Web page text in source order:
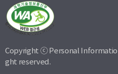
Copyright ⓒ Personal
ght reserved.